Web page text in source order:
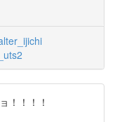
！！！！